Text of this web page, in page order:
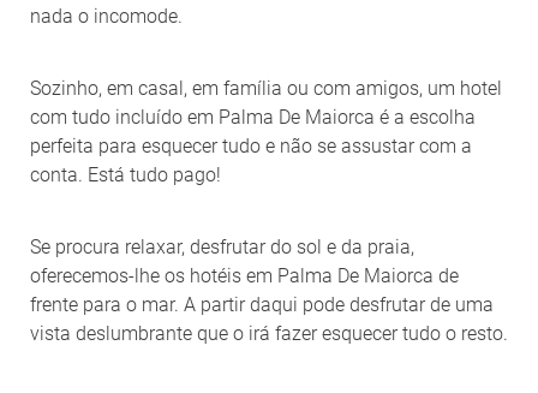
nada o incomode.
Sozinho, em casal, em família ou com amigos, um hotel
com tudo incluído em Palma De Maiorca é a escolha
perfeita para esquecer tudo e não se assustar com a
conta. Está tudo pago!
Se procura relaxar, desfrutar do sol e da praia,
oferecemos-lhe os hotéis em Palma De Maiorca de
frente para o mar. A partir daqui pode desfrutar de uma
vista deslumbrante que o irá fazer esquecer tudo o resto.